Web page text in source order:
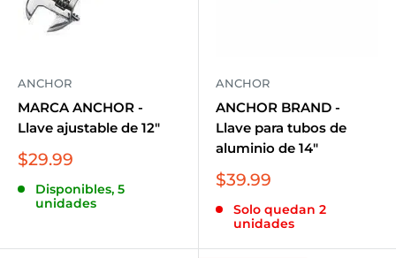
ANCHOR
MARCA ANCHOR -
Llave ajustable de 12"
Precio
venta
$29.99
Disponibles, 5
unidades
ANCHOR
ANCHOR BRAND -
Llave para tubos de
aluminio de 14"
Precio
venta
$39.99
Solo quedan 2
unidades